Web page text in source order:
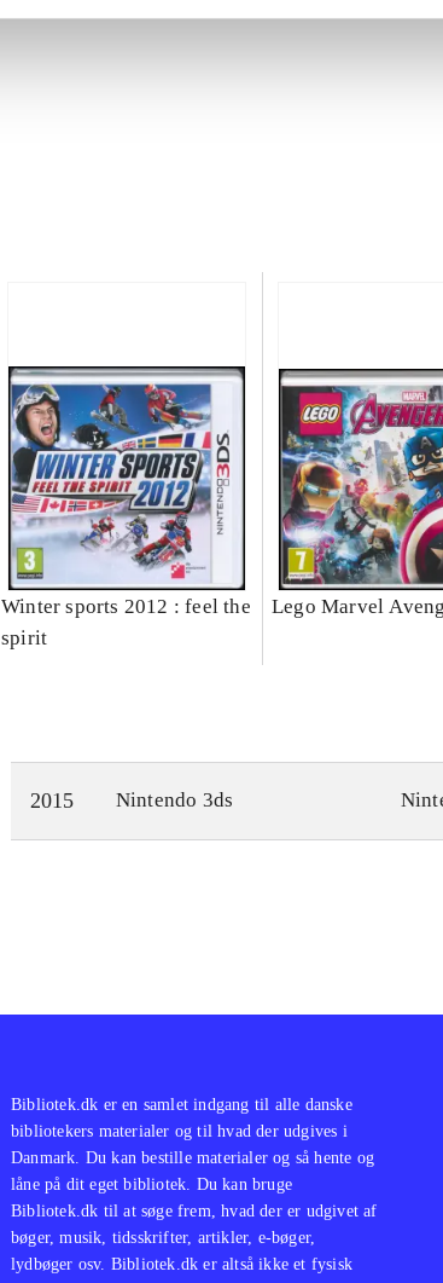
Winter sports 2012 : feel the
spirit
Lego Marvel
2015 Nintendo 3ds
Bibliotek.dk er en samlet indgang til alle danske
bibliotekers materialer og til hvad der udgives i
Danmark. Du kan bestille materialer og så hente og
låne på dit eget bibliotek. Du kan bruge
Bibliotek.dk til at søge frem, hvad der er udgivet af
bøger, musik, tidsskrifter, artikler, e-bøger,
lydbøger osv. Bibliotek.dk er altså ikke et fysisk